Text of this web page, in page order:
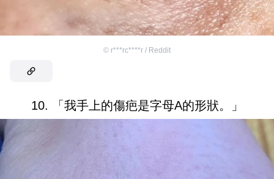
© r***rc****r / Reddit
10. 「我手上的傷疤是字母A的形狀。」